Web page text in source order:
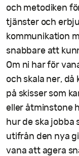
och metodiken
tjänster och
kommunikation
snabbare att
Om ni har för
och skala ner,
på skisser som
eller åtminstone
hur de ska jobba
utifrån den nya
vana att agera